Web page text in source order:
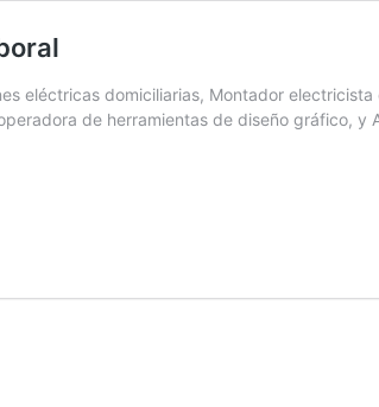
eléctricas domiciliarias, Montador
de herramientas de diseño gráfico, y